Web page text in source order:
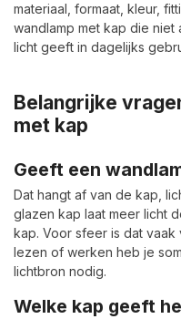
materiaal, formaat, kleur,
wandlamp met kap die niet
licht geeft in dagelijks
Belangrijke
met kap
Geeft een
Dat hangt af van de kap,
glazen kap laat meer licht
kap. Voor sfeer is dat
lezen of werken heb je
lichtbron nodig.
Welke kap geeft